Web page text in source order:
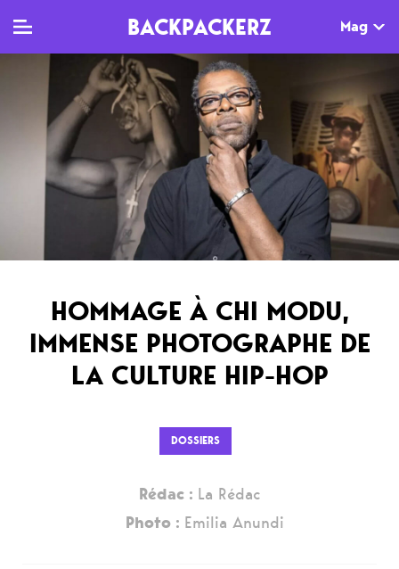
BACKPACKERZ Mag
TV
Clips
Live
Documentaires
MAG
Dossiers
Tops
Interviews
Sorties
Newsletter
AGENDA
Paris
Festivals
HOMMAGE À CHI MODU,
IMMENSE PHOTOGRAPHE DE
LA CULTURE HIP-HOP
DOSSIERS
Rédac : La Rédac
Photo : Emilia Anundi